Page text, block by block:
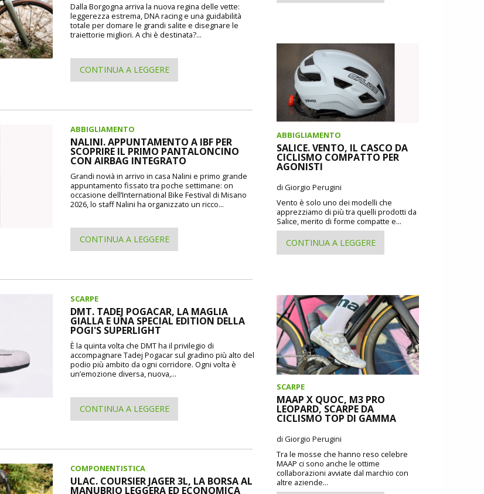
Dalla Borgogna arriva la nuova regina delle vette:
leggerezza estrema, DNA racing e una guidabilità
totale per domare le grandi salite e disegnare le
traiettorie migliori. A chi è destinata?...
CONTINUA A LEGGERE
ABBIGLIAMENTO
NALINI. APPUNTAMENTO A IBF PER
SCOPRIRE IL PRIMO PANTALONCINO
CON AIRBAG INTEGRATO
Grandi novià in arrivo in casa Nalini e primo grande
appuntamento fissato tra poche settimane: on
occasione dell’International Bike Festival di Misano
2026, lo staff Nalini ha organizzato un ricco...
CONTINUA A LEGGERE
SCARPE
DMT. TADEJ POGACAR, LA MAGLIA
GIALLA E UNA SPECIAL EDITION DELLA
POGI'S SUPERLIGHT
È la quinta volta che DMT ha il privilegio di
accompagnare Tadej Pogacar sul gradino più alto del
podio più ambito da ogni corridore. Ogni volta è
un’emozione diversa, nuova,...
CONTINUA A LEGGERE
COMPONENTISTICA
ULAC. COURSIER JAGER 3L, LA BORSA AL
MANUBRIO LEGGERA ED ECONOMICA
ABBIGLIAMENTO
SALICE. VENTO, IL CASCO DA
CICLISMO COMPATTO PER
AGONISTI
di Giorgio Perugini
Vento è solo uno dei modelli che
apprezziamo di più tra quelli prodotti da
Salice, merito di forme compatte e...
CONTINUA A LEGGERE
SCARPE
MAAP X QUOC, M3 PRO
LEOPARD, SCARPE DA
CICLISMO TOP DI GAMMA
di Giorgio Perugini
Tra le mosse che hanno reso celebre
MAAP ci sono anche le ottime
collaborazioni avviate dal marchio con
altre aziende...